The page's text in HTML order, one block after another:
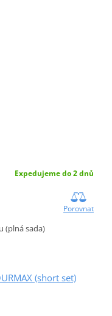
Expedujeme do 2 dnů
Porovnat
(plná sada)
(short set)